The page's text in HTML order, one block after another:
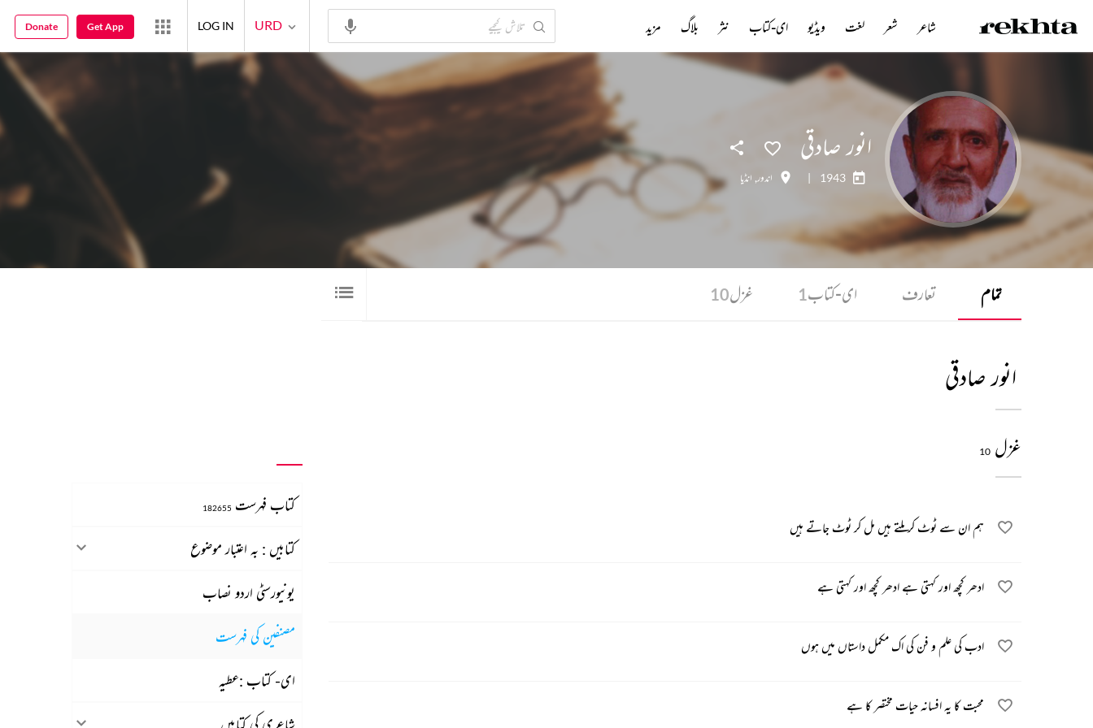
انور صادقی
1943
| اندور, انڈیا
تمام تعارف ای-کتاب1 غزل10
انور صادقی
غزل 10
ہم ان سے ٹوٹ کر ملتے ہیں مل کر ٹوٹ جاتے ہیں
ادھر کچھ اور کہتی ہے ادھر کچھ اور کہتی ہے
ادب کی علم و فن کی اک مکمل داستاں میں ہوں
محبت کا یہ افسانہ حیات مختصر کا ہے
کتاب فہرست 182655
کتابیں : بہ اعتبار موضوع
یونیورسٹی اردو نصاب
مصنفین کی فہرست
ای- کتاب :عطیہ
شاعری کی کتابیں
شاعر شعر لغت ویڈیو ای-کتاب نثر بلاگ مزید URD
LOG IN
Get App
Donate